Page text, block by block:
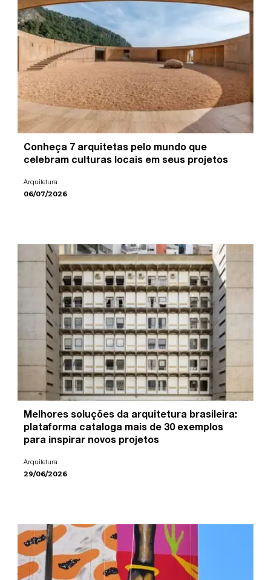
Conheça 7 arquitetas pelo mundo que
celebram culturas locais em seus projetos
Arquitetura
06/07/2026
Melhores soluções da arquitetura brasileira:
plataforma cataloga mais de 30 exemplos
para inspirar novos projetos
Arquitetura
29/06/2026